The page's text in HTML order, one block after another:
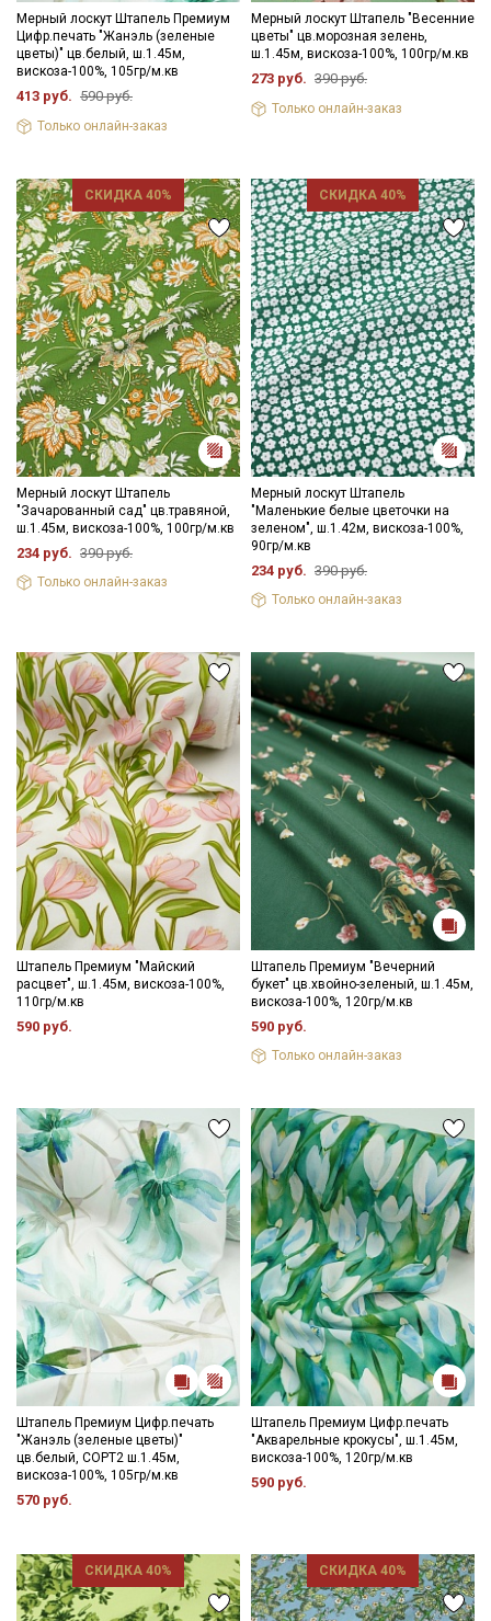
Мерный лоскут Штапель Премиум
Цифр.печать "Жанэль (зеленые
цветы)" цв.белый, ш.1.45м,
вискоза-100%, 105гр/м.кв
413 руб. 590 руб.
Только онлайн-заказ
Мерный лоскут Штапель "Весенние
цветы" цв.морозная зелень,
ш.1.45м, вискоза-100%, 100гр/м.кв
273 руб. 390 руб.
Только онлайн-заказ
СКИДКА 40%
Мерный лоскут Штапель
"Зачарованный сад" цв.травяной,
ш.1.45м, вискоза-100%, 100гр/м.кв
234 руб. 390 руб.
Только онлайн-заказ
СКИДКА 40%
Мерный лоскут Штапель
"Маленькие белые цветочки на
зеленом", ш.1.42м, вискоза-100%,
90гр/м.кв
234 руб. 390 руб.
Только онлайн-заказ
Штапель Премиум "Майский
расцвет", ш.1.45м, вискоза-100%,
110гр/м.кв
590 руб.
Штапель Премиум "Вечерний
букет" цв.хвойно-зеленый, ш.1.45м,
вискоза-100%, 120гр/м.кв
590 руб.
Только онлайн-заказ
Штапель Премиум Цифр.печать
"Жанэль (зеленые цветы)"
цв.белый, СОРТ2 ш.1.45м,
вискоза-100%, 105гр/м.кв
570 руб.
Штапель Премиум Цифр.печать
"Акварельные крокусы", ш.1.45м,
вискоза-100%, 120гр/м.кв
590 руб.
СКИДКА 40% СКИДКА 40%
Секретная рассылка от Купава
Мы публикуем здесь дополнительные
промокоды и скидки до 30% на узкие
категории тканей
Подписаться
Ознакомлен(а) сПолитикой обработки персональных
данныхи даю Согласие на обработку персональных
данных
ДаюСогласие на получение рекламных и
информационных рассылок